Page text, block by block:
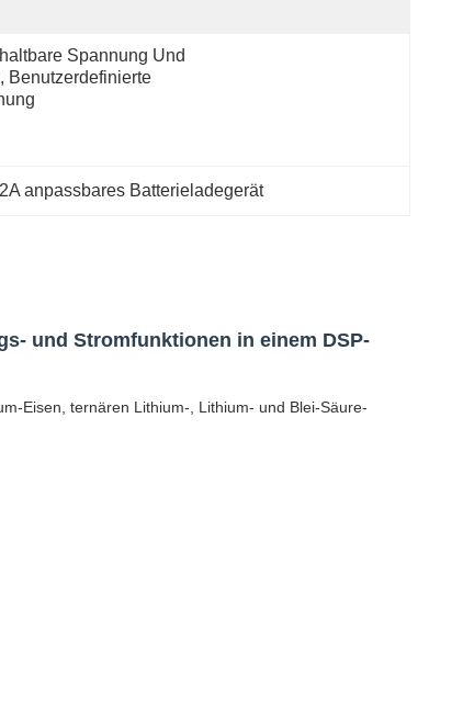
Spannung Und
Benutzerdefinierte
anpassbares Batterieladegerät
und Stromfunktionen in einem DSP-
Eisen, ternären Lithium-, Lithium- und Blei-Säure-